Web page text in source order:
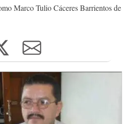
Marco Tulio Cáceres Barrientos de